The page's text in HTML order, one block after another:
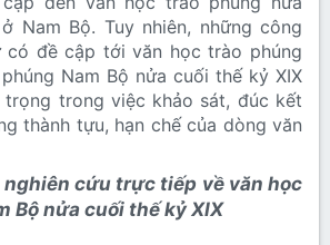
Nam Bộ. Tuy nhiên, những công
có đề cập tới văn học trào phúng
Nam Bộ nửa cuối thế kỷ XIX
trong việc khảo sát, đúc kết
thành tựu, hạn chế của dòng văn
cứu trực tiếp về văn học
Bộ nửa cuối thế kỷ XIX